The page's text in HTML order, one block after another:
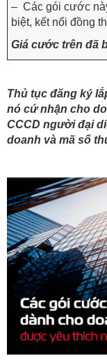
– Các gói cước
biệt, kết nối đồng
Giá cước trên đã
Thủ tục đăng ký
nó cứ nhận cho
CCCD người đại
doanh và mã số